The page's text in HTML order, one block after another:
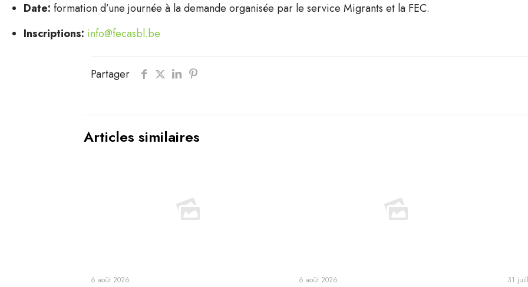
Date: formation d’une journée à la demande organisée par le service Migrants et la FEC.
Inscriptions: info@fecasbl.be
Partager
Articles similaires
6 août 2026 6 août 2026 31